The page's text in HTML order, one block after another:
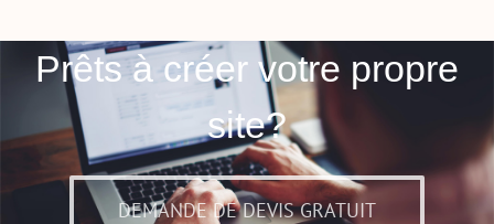
Prêts à créer votre propre
site?
DEMANDE DE DEVIS GRATUIT